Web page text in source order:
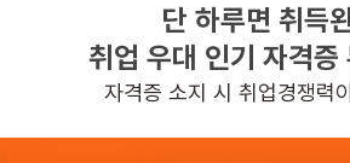
반경 3KM 이내의 일자리
단 하루면 취득
취업 우대 인기 자격증
자격증 소지 시 취업경쟁력